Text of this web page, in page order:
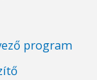
program